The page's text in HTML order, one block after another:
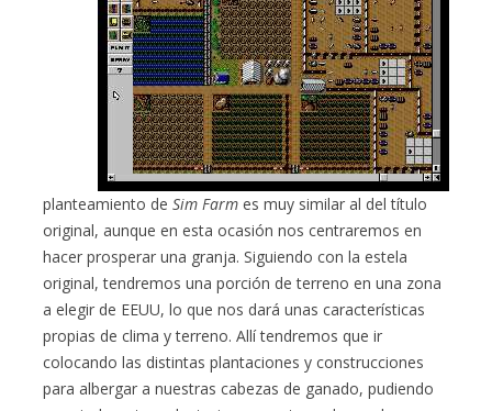
planteamiento deSim Farm es muy similar al del título
original, aunque en esta ocasión nos centraremos en
hacer prosperar una granja. Siguiendo con la estela
original, tendremos una porción de terreno en una zona
a elegir de EEUU, lo que nos dará unas características
propias de clima y terreno. Allí tendremos que ir
colocando las distintas plantaciones y construcciones
para albergar a nuestras cabezas de ganado, pudiendo